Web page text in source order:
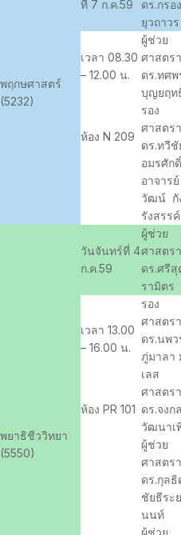
พฤกษศาสตร์
(5232)
ที่ 7 ก.ค.59
ดร.กรอ
ยุวถาวร
เวลา 08.30
– 12.00 น.
ผู้ช่วย
ศาสตร
ดร.ทศพ
บุญยฤท
ห้อง N 209
รอง
ศาสตร
ดร.ทวีชั
อมรศัก
อาจาร
วัฒน์ กั
รังสรรค์
พยาธิชีววิทยา
(5550)
วันจันทร์ที่ 4
ก.ค.59
ผู้ช่วย
ศาสตร
ดร.ศรี
รามิตร
เวลา 13.00
– 16.00 น.
รอง
ศาสตร
ดร.นพ
ภู่มาลา
เลส
ห้อง PR 101
ศาสตร
ดร.จง
วัฒนาเ
ผู้ช่วย
ศาสตร
ดร.กุลธิ
ชัยธีระ
นนท์
ผู้ช่วย